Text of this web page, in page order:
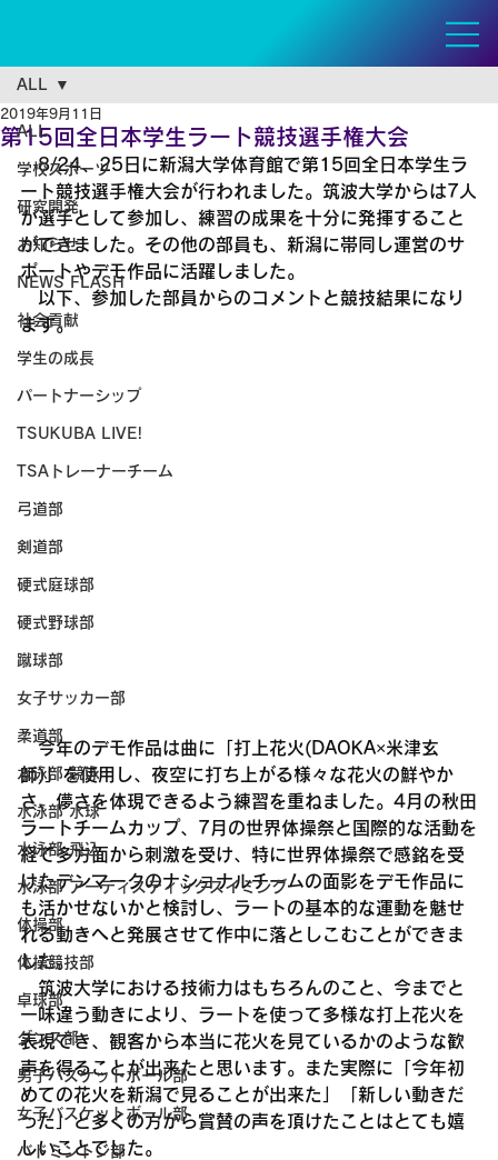
ALL
学校スポーツ
研究開発
お知らせ
NEWS FLASH
社会貢献
学生の成長
パートナーシップ
TSUKUBA LIVE!
TSAトレーナーチーム
弓道部
剣道部
硬式庭球部
硬式野球部
蹴球部
女子サッカー部
柔道部
水泳部 競泳
水泳部 水球
水泳部 飛込
水泳部 アーティスティックスイミング
体操部
体操競技部
卓球部
ダンス部
男子バスケットボール部
女子バスケットボール部
バドミントン部
ALL
第15回全日本学生ラート競技選手権大会
2019年9月11日
8/24、25日に新潟大学体育館で第15回全日本学生ラ
ート競技選手権大会が行われました。筑波大学からは7人
が選手として参加し、練習の成果を十分に発揮すること
ができました。その他の部員も、新潟に帯同し運営のサ
ポートやデモ作品に活躍しました。
以下、参加した部員からのコメントと競技結果になり
ます。
今年のデモ作品は曲に「打上花火(DAOKA×米津玄
師)」を使用し、夜空に打ち上がる様々な花火の鮮やか
さ、儚さを体現できるよう練習を重ねました。4月の秋田
ラートチームカップ、7月の世界体操祭と国際的な活動を
経て多方面から刺激を受け、特に世界体操祭で感銘を受
けたデンマークのナショナルチームの面影をデモ作品に
も活かせないかと検討し、ラートの基本的な運動を魅せ
れる動きへと発展させて作中に落としこむことができま
した。
筑波大学における技術力はもちろんのこと、今までと
一味違う動きにより、ラートを使って多様な打上花火を
表現でき、観客から本当に花火を見ているかのような歓
声を得ることが出来たと思います。また実際に「今年初
めての花火を新潟で見ることが出来た」「新しい動きだ
った」と多くの方から賞賛の声を頂けたことはとても嬉
しいことでした。